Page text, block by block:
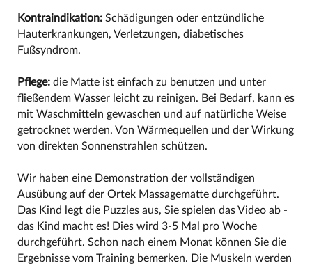
Kontraindikation: Schädigungen oder entzündliche
Hauterkrankungen, Verletzungen, diabetisches
Fußsyndrom.
Pflege: die Matte ist einfach zu benutzen und unter
fließendem Wasser leicht zu reinigen. Bei Bedarf, kann es
mit Waschmitteln gewaschen und auf natürliche Weise
getrocknet werden. Von Wärmequellen und der Wirkung
von direkten Sonnenstrahlen schützen.
Wir haben eine Demonstration der vollständigen
Ausübung auf der Ortek Massagematte durchgeführt.
Das Kind legt die Puzzles aus, Sie spielen das Video ab -
das Kind macht es! Dies wird 3-5 Mal pro Woche
durchgeführt. Schon nach einem Monat können Sie die
Ergebnisse vom Training bemerken. Die Muskeln werden